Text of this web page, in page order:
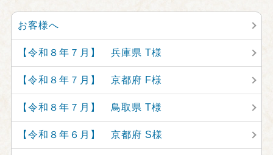
お客様へ
【令和８年７月】 兵庫県 T様
【令和８年７月】 京都府 F様
【令和８年７月】 鳥取県 T様
【令和８年６月】 京都府 S様